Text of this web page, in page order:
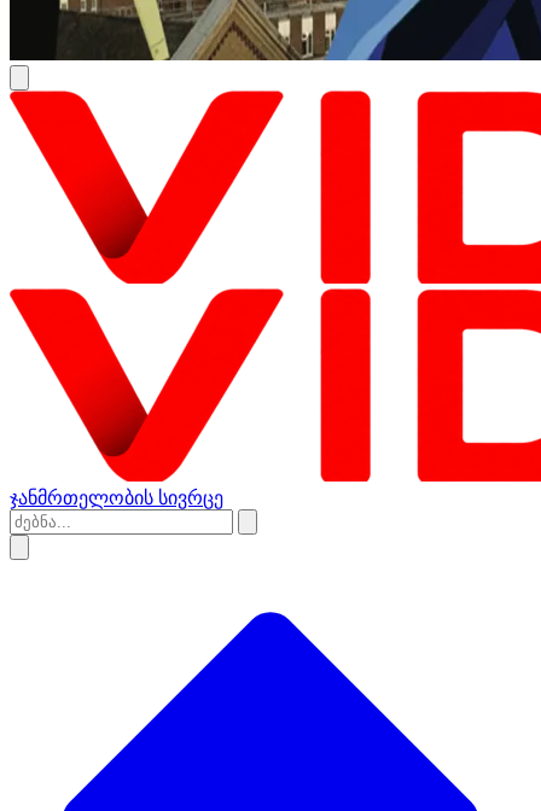
ჯანმრთელობის სივრცე